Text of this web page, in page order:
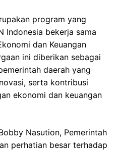
program yang
Indonesia bekerja sama
dan Keuangan
ini diberikan sebagai
daerah yang
serta kontribusi
ekonomi dan keuangan
Nasution, Pemerintah
perhatian besar terhadap